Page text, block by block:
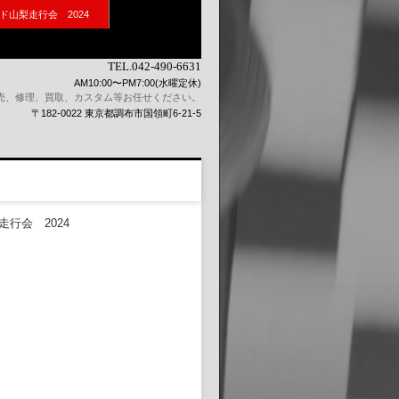
修理、買取、カスタム等お任せください。
TEL.042-490-6631
AM10:00〜PM7:00(水曜定休)
〒182-0022 東京都調布市国領町6-21-5
山梨走行会 2024
行会 2024